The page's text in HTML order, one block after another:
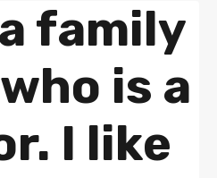
family
is a
I like